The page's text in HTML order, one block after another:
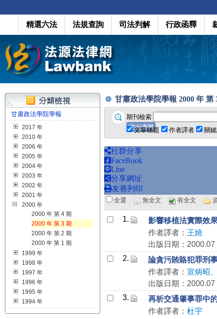
精選六法 法規查詢 司法判解 行政函釋
甘肅政法學院學報
2017 年
2010 年
2006 年
2005 年
2004 年
2003 年
2002 年
2001 年
2000 年
2000 年 第 4 期
2000 年 第 3 期
2000 年 第 2 期
2000 年 第 1 期
1999 年
1998 年
1997 年
1996 年
1995 年
1994 年
甘肅政法學院學報 2000 年 第
期刊檢索
文章標題
作者譯者 關
社群分享
FaceBook
Line
分享網址
友善列印
全選 無全文 有全文
1.
影響移植法實際效
作者譯者： 王嬈
出版日期：2000.07
2.
論貪污賄賂犯罪刑
作者譯者： 宣炳昭
出版日期：2000.07
3.
再析交通肇事罪中
作者譯者： 杜宇